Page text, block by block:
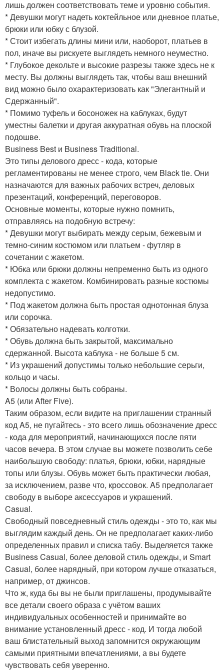
лишь должен соответствовать теме и уровню события.
* Девушки могут надеть коктейльное или дневное платье,
брюки или юбку с блузой.
* Стоит избегать длины мини или, наоборот, платьев в
пол, иначе вы рискуете выглядеть немного неуместно.
* Глубокое декольте и высокие разрезы также здесь не к
месту. Вы должны выглядеть так, чтобы ваш внешний
вид можно было охарактеризовать как "Элегантный и
Сдержанный".
* Помимо туфель и босоножек на каблуках, будут
уместны балетки и другая аккуратная обувь на плоской
подошве.
Business Best и Business Traditional.
Это типы делового дресс - кода, которые
регламентированы не менее строго, чем Black tie. Они
назначаются для важных рабочих встреч, деловых
презентаций, конференций, переговоров.
Основные моменты, которые нужно помнить,
отправляясь на подобную встречу:
* Девушки могут выбирать между серым, бежевым и
темно-синим костюмом или платьем - футляр в
сочетании с жакетом.
* Юбка или брюки должны непременно быть из одного
комплекта с жакетом. Комбинировать разные костюмы
недопустимо.
* Под жакетом должна быть простая однотонная блуза
или сорочка.
* Обязательно надевать колготки.
* Обувь должна быть закрытой, максимально
сдержанной. Высота каблука - не больше 5 см.
* Из украшений допустимы только небольшие серьги,
кольцо и часы.
* Волосы должны быть собраны.
A5 (или After Five).
Таким образом, если видите на приглашении странный
код A5, не пугайтесь - это всего лишь обозначение дресс
- кода для мероприятий, начинающихся после пяти
часов вечера. В этом случае вы можете позволить себе
наибольшую свободу: платья, брюки, юбки, нарядные
топы или блузы. Обувь может быть практически любая,
за исключением, разве что, кроссовок. A5 предполагает
свободу в выборе аксессуаров и украшений.
Casual.
Свободный повседневный стиль одежды - это то, как мы
выглядим каждый день. Он не предполагает каких-либо
определенных правил и списка табу. Выделяется также
Business Casual, более деловой стиль одежды, и Smart
Casual, более нарядный, при котором лучше отказаться,
например, от джинсов.
Что ж, куда бы вы не были приглашены, продумывайте
все детали своего образа с учётом ваших
индивидуальных особенностей и принимайте во
внимание установленный дресс - код. И тогда любой
ваш блистательный выход запомнится окружающим
самыми приятными впечатлениями, а вы будете
чувствовать себя уверенно.